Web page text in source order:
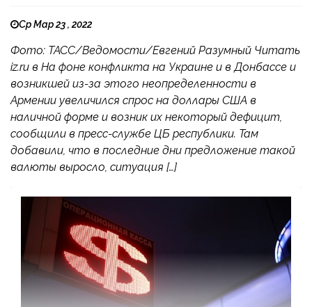
Ср Мар 23 , 2022
Фото: ТАСС/Ведомости/Евгений Разумный Читать
iz.ru в На фоне конфликта на Украине и в Донбассе и
возникшей из-за этого неопределенности в
Армении увеличился спрос на доллары США в
наличной форме и возник их некоторый дефицит,
сообщили в пресс-службе ЦБ республики. Там
добавили, что в последние дни предложение такой
валюты выросло, ситуация […]